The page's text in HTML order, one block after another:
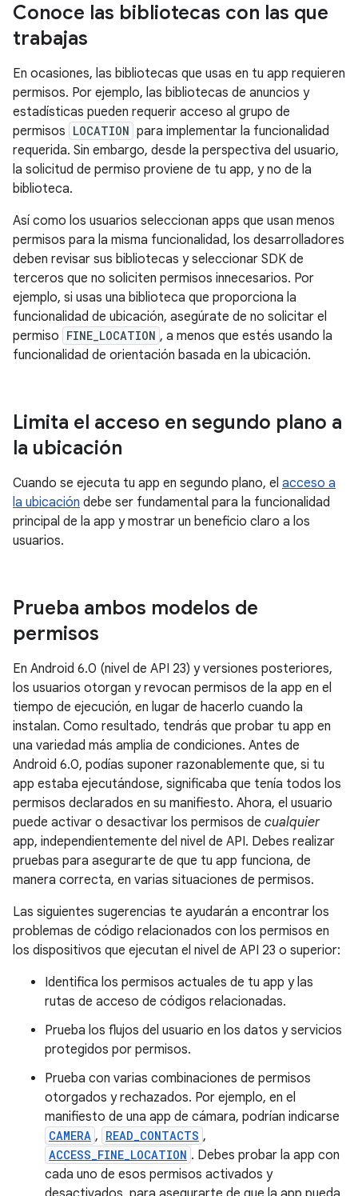
Conoce las bibliotecas con las que
trabajas
En ocasiones, las bibliotecas que usas en tu app requieren
permisos. Por ejemplo, las bibliotecas de anuncios y
estadísticas pueden requerir acceso al grupo de
permisos LOCATION para implementar la funcionalidad
requerida. Sin embargo, desde la perspectiva del usuario,
la solicitud de permiso proviene de tu app, y no de la
biblioteca.
Así como los usuarios seleccionan apps que usan menos
permisos para la misma funcionalidad, los desarrolladores
deben revisar sus bibliotecas y seleccionar SDK de
terceros que no soliciten permisos innecesarios. Por
ejemplo, si usas una biblioteca que proporciona la
funcionalidad de ubicación, asegúrate de no solicitar el
permiso FINE_LOCATION , a menos que estés usando la
funcionalidad de orientación basada en la ubicación.
Limita el acceso en segundo plano a
la ubicación
Cuando se ejecuta tu app en segundo plano, el acceso a
la ubicación debe ser fundamental para la funcionalidad
principal de la app y mostrar un beneficio claro a los
usuarios.
Prueba ambos modelos de
permisos
En Android 6.0 (nivel de API 23) y versiones posteriores,
los usuarios otorgan y revocan permisos de la app en el
tiempo de ejecución, en lugar de hacerlo cuando la
instalan. Como resultado, tendrás que probar tu app en
una variedad más amplia de condiciones. Antes de
Android 6.0, podías suponer razonablemente que, si tu
app estaba ejecutándose, significaba que tenía todos los
permisos declarados en su manifiesto. Ahora, el usuario
puede activar o desactivar los permisos de cualquier
app, independientemente del nivel de API. Debes realizar
pruebas para asegurarte de que tu app funciona, de
manera correcta, en varias situaciones de permisos.
Las siguientes sugerencias te ayudarán a encontrar los
problemas de código relacionados con los permisos en
los dispositivos que ejecutan el nivel de API 23 o superior:
Identifica los permisos actuales de tu app y las
rutas de acceso de códigos relacionadas.
Prueba los flujos del usuario en los datos y servicios
protegidos por permisos.
Prueba con varias combinaciones de permisos
otorgados y rechazados. Por ejemplo, en el
manifiesto de una app de cámara, podrían indicarse
CAMERA , READ_CONTACTS ,
ACCESS_FINE_LOCATION . Debes probar la app con
cada uno de esos permisos activados y